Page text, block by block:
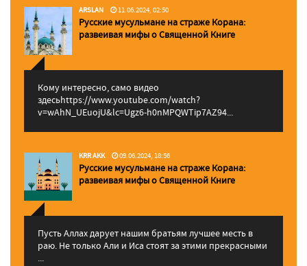
ARSLAN 11.06.2024, 02:50
Русские мусульмане на страже Корана:
pазвеивая мифы о Священной Книге
Кому интересно, само видео
здесьhttps://www.youtube.com/watch?
v=wAhN_UEuojU&lc=Ugz6-h0nMPQWTip7AZ94...
KRR AKK 09.06.2024, 18:56
Русские мусульмане на страже Корана:
pазвеивая мифы о Священной Книге
Пусть Аллах дарует нашим братьям лучшее месть в
раю. Не только Али и Иса стоят за этими прекрасными